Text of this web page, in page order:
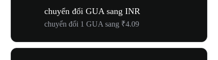
chuyển đổi GUA sang INR
chuyển đổi 1 GUA sang ₹4.09